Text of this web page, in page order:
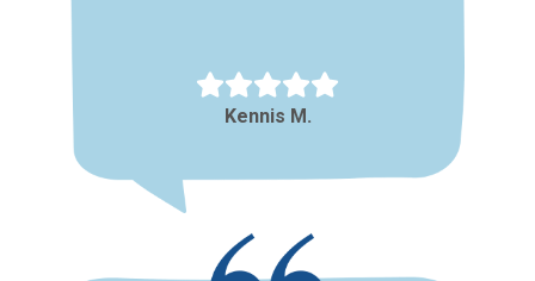
Kennis M.